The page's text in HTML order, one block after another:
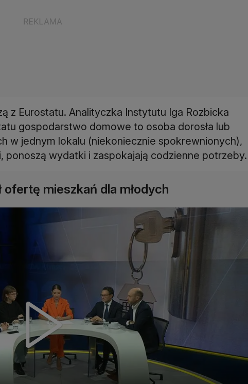
z Eurostatu. Analityczka Instytutu Iga Rozbicka
gospodarstwo domowe to osoba dorosła lub
w jednym lokalu (niekoniecznie spokrewnionych),
ponoszą wydatki i zaspokajają codzienne potrzeby.
ofertę mieszkań dla młodych